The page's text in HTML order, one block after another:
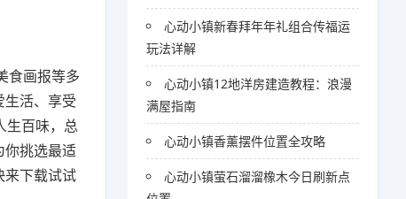
食画报等多
活、享受
生百味，总
你挑选最适
来下载试试
心动小镇新春拜年年礼组合传福运
玩法详解
心动小镇12地洋房建造教程：浪漫
满屋指南
心动小镇香薰摆件位置全攻略
心动小镇萤石溜溜橡木今日刷新点